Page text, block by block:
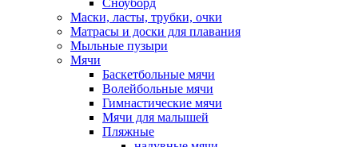
Сноуборд
Маски, ласты, трубки, очки
Матрасы и доски для плавания
Мыльные пузыри
Мячи
Баскетбольные мячи
Волейбольные мячи
Гимнастические мячи
Мячи для малышей
Пляжные